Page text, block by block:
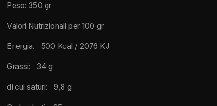
Peso: 350 gr
Valori Nutrizionali per 100 gr
Energia: 500 Kcal / 2076 KJ
Grassi: 34 g
di cui saturi: 9,8 g